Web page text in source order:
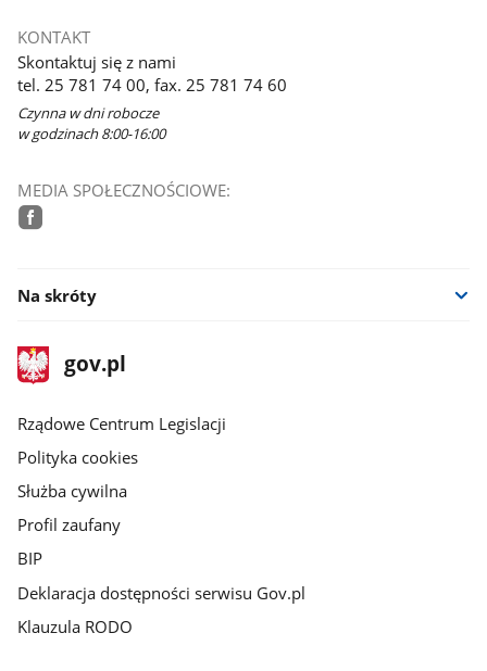
KONTAKT
Skontaktuj się z nami
tel. 25 781 74 00, fax. 25 781 74 60
Czynna w dni robocze
w godzinach 8:00-16:00
MEDIA SPOŁECZNOŚCIOWE:
Na skróty
stopka
gov.plStrona
gov.pl
Rządowe Centrum Legislacji
Polityka cookies
Służba cywilna
Profil zaufany
BIP
Deklaracja dostępności serwisu Gov.pl
Klauzula RODO